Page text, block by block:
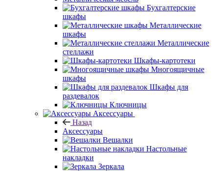
Бухгалтерские
шкафы
Металлические
шкафы
Металлические
стеллажи
Шкафы-картотеки
Многоящичные
шкафы
Шкафы для
раздевалок
Ключницы
Аксессуары
Назад
Аксессуары
Вешалки
Настольные
накладки
Зеркала